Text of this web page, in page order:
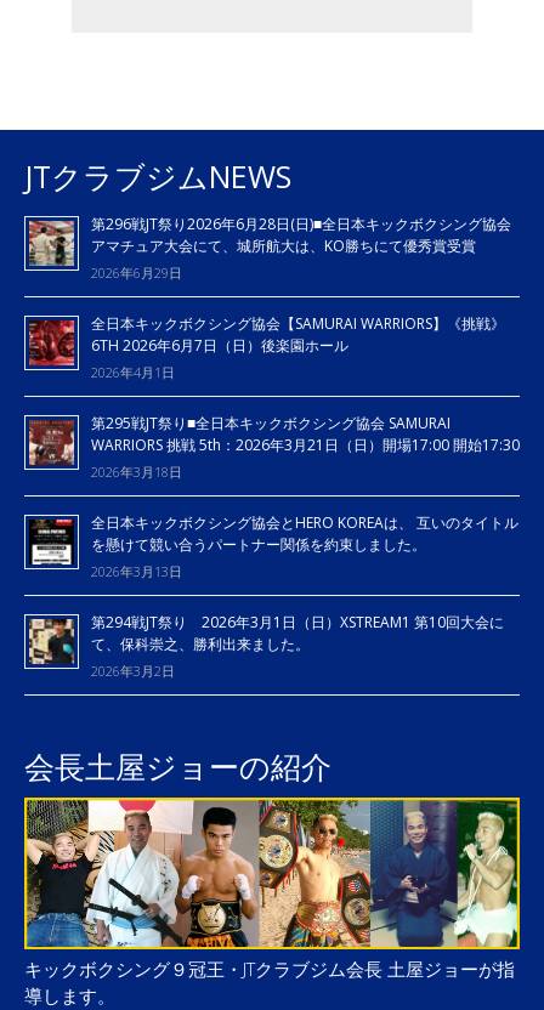
JTクラブジムNEWS
第296戦JT祭り2026年6月28日(日)■全日本キックボクシング協会
アマチュア大会にて、城所航大は、KO勝ちにて優秀賞受賞
2026年6月29日
全日本キックボクシング協会【SAMURAI WARRIORS】《挑戦》
6TH 2026年6月7日（日）後楽園ホール
2026年4月1日
第295戦JT祭り■全日本キックボクシング協会 SAMURAI
WARRIORS 挑戦 5th：2026年3月21日（日）開場17:00 開始17:30
2026年3月18日
全日本キックボクシング協会とHERO KOREAは、 互いのタイトル
を懸けて競い合うパートナー関係を約束しました。
2026年3月13日
第294戦JT祭り 2026年3月1日（日）XSTREAM1 第10回大会に
て、保科崇之、勝利出来ました。
2026年3月2日
会長土屋ジョーの紹介
キックボクシング９冠王・JTクラブジム会長 土屋ジョーが指
導します。